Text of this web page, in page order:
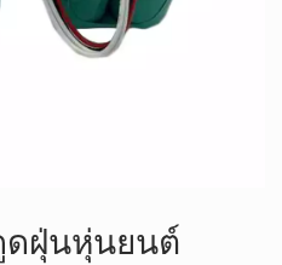
ดฝุ่นหุ่นยนต์